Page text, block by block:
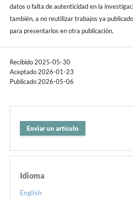
datos o falta de autenticidad en la
también, a no reutilizar trabajos ya
para presentarlos en otra publicación.
Recibido 2025-05-30
Aceptado 2026-01-23
Publicado 2026-05-06
Enviar un artículo
Idioma
English